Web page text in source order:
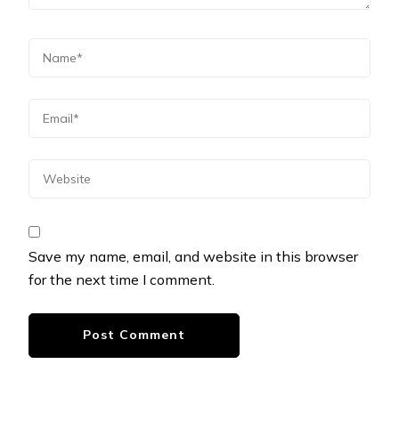
Save my name, email, and website in this browser
for the next time I comment.